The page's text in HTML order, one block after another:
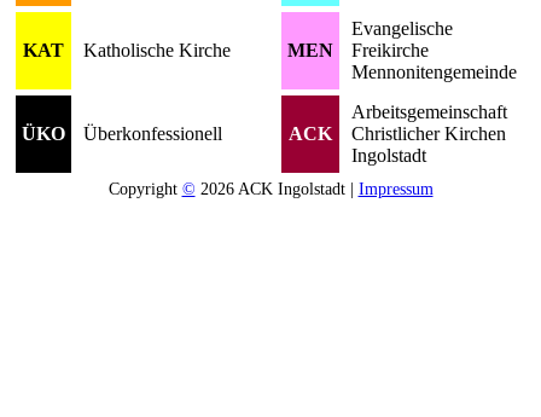
KAT Katholische Kirche MEN
Evangelische
Freikirche
Mennonitengemeinde
ÜKO Überkonfessionell ACK
Arbeitsgemeinschaft
Christlicher Kirchen
Ingolstadt
Copyright © 2026 ACK Ingolstadt | Impressum